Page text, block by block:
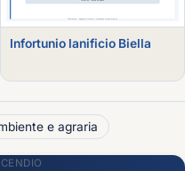
Infortunio lanificio Biella
e agraria